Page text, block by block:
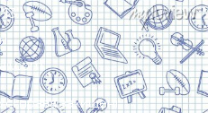
права захищені